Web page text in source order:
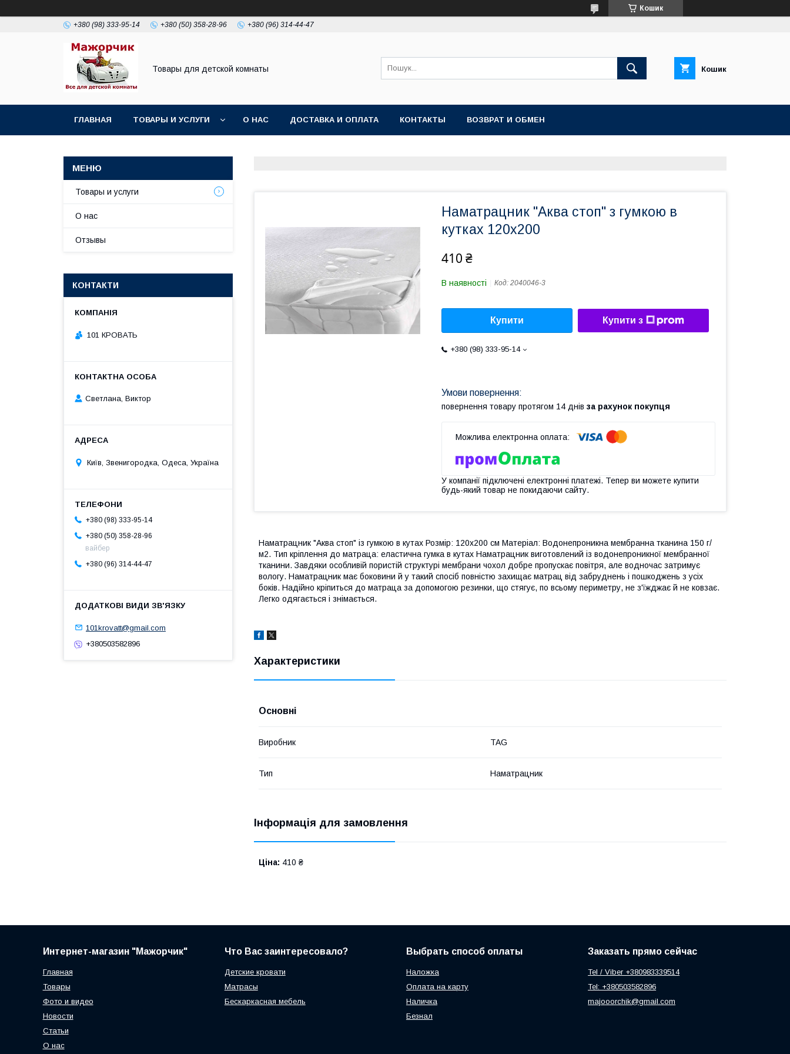
Кошик
+380 (98) 333-95-14 +380 (50) 358-28-96 +380 (96) 314-44-47
Товары для детской комнаты Кошик
ГЛАВНАЯ ТОВАРЫ И УСЛУГИ О НАС ДОСТАВКА И ОПЛАТА КОНТАКТЫ ВОЗВРАТ И ОБМЕН
Наматрацник "Аква стоп" з гумкою в
кутках 120х200
410 ₴
В наявності Код: 2040046-3
Купити Купити з
+380 (98) 333-95-14
повернення товару протягом 14 днів за рахунок покупця
У компанії підключені електронні платежі. Тепер ви можете купити
будь-який товар не покидаючи сайту.
Наматрацник "Аква стоп" із гумкою в кутах Розмір: 120х200 см Матеріал: Водонепроникна мембранна тканина 150 г/
м2. Тип кріплення до матраца: еластична гумка в кутах Наматрацник виготовлений із водонепроникної мембранної
тканини. Завдяки особливій пористій структурі мембрани чохол добре пропускає повітря, але водночас затримує
вологу. Наматрацник має боковини й у такий спосіб повністю захищає матрац від забруднень і пошкоджень з усіх
боків. Надійно кріпиться до матраца за допомогою резинки, що стягує, по всьому периметру, не з'їжджає й не ковзає.
Легко одягається і знімається.
Характеристики
Основні
Виробник TAG
Тип Наматрацник
Інформація для замовлення
Ціна: 410 ₴
Товары и услуги
О нас
Отзывы
КОНТАКТИ
101 КРОВАТЬ
Светлана, Виктор
Київ, Звенигородка, Одеса, Україна
+380 (98) 333-95-14
+380 (50) 358-28-96
вайбер
+380 (96) 314-44-47
101krovatt@gmail.com
+380503582896
Интернет-магазин "Мажорчик"
Главная
Товары
Фото и видео
Новости
Статьи
О нас
Что Вас заинтересовало?
Детские кровати
Матрасы
Бескаркасная мебель
Выбрать способ оплаты
Наложка
Оплата на карту
Наличка
Безнал
Заказать прямо сейчас
Tel / Viber +380983339514
Tel: +380503582896
majooorchik@gmail.com